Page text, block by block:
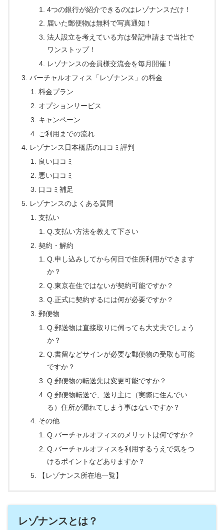
4つの銀行が紹介できるのはレゾナンスだけ！
届いた郵便物は無料で写真通知！
法人設立を考えている方は登記申請まで当社で
ワンストップ！
レゾナンスの会員様交流会を毎月開催！
バーチャルオフィス「レゾナンス」の料金
料金プラン
オプションサービス
キャンペーン
ご利用までの流れ
レゾナンス日本橋店の口コミ評判
良い口コミ
悪い口コミ
口コミ補足
レゾナンスのよくある質問
支払い
Q.支払い方法を教えて下さい
契約・解約
Q.申し込みしてから何日で住所利用ができます
か？
Q.東京在住ではないが契約可能ですか？
Q.正式に契約するには何が必要ですか？
郵便物
Q.郵送物は直接取りに伺っても大丈夫でしょう
か？
Q.書留などサインが必要な郵便物の受取も可能
ですか？
Q.郵便物の転送先は変更可能ですか？
Q.郵便物転送で、送り主に（実際に住んでい
る）住所が漏れてしまう事はないですか？
その他
Q.バーチャルオフィスのメリットは何ですか？
Q.バーチャルオフィスを利用するうえで気をつ
けるポイントなどありますか？
【レゾナンス所在地一覧】
レゾナンスとは？